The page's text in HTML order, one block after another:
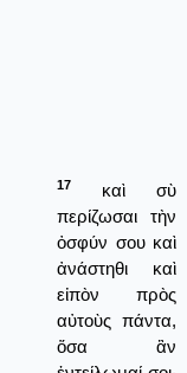
17
καὶ σὺ
περίζωσαι τὴν
ὀσφύν σου καὶ
ἀνάστηθι καὶ
εἰπὸν πρὸς
αὐτοὺς πάντα,
ὅσα ἂν